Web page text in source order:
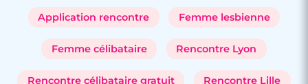
Application rencontre Femme lesbienne
Femme célibataire Rencontre Lyon
Rencontre célibataire gratuit Rencontre Lille